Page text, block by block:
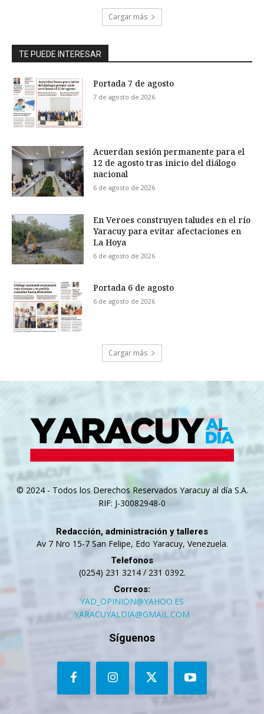
Cargar más
TE PUEDE INTERESAR
Portada 7 de agosto
7 de agosto de 2026
Acuerdan sesión permanente para el
12 de agosto tras inicio del diálogo
nacional
6 de agosto de 2026
En Veroes construyen taludes en el río
Yaracuy para evitar afectaciones en
La Hoya
6 de agosto de 2026
Portada 6 de agosto
6 de agosto de 2026
Cargar más
© 2024 - Todos los Derechos Reservados Yaracuy al día S.A.
RIF: J-30082948-0
Redacción, administración y talleres
Av 7 Nro 15-7 San Felipe, Edo Yaracuy, Venezuela.
Telefonos
(0254) 231 3214 / 231 0392.
Correos:
YAD_OPINION@YAHOO.ES
YARACUYALDIA@GMAIL.COM
Síguenos